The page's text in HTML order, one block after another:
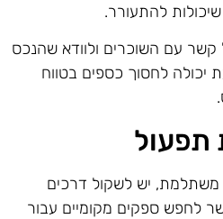
להתעורר.
עם השוכרים ולוודא שהנכס
יכולה לחסוך כספים בטווח
תפעול
משתלמת, יש לשקול דרכים
לחפש ספקים מקומיים עבור